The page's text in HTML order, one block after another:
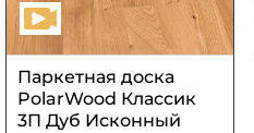
Паркетная доска
PolarWood Классик
3П Дуб Исконный